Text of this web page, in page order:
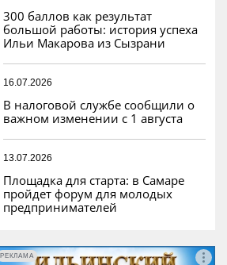
300 баллов как результат
большой работы: история успеха
Ильи Макарова из Сызрани
16.07.2026
В налоговой службе сообщили о
важном изменении с 1 августа
13.07.2026
Площадка для старта: в Самаре
пройдет форум для молодых
предпринимателей
РЕКЛАМА